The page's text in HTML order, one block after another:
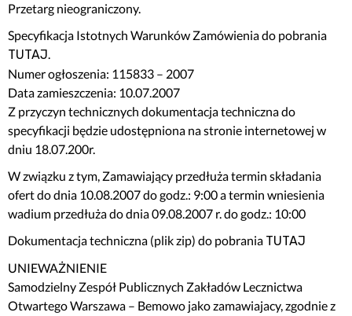
Przetarg nieograniczony.
Specyfikacja Istotnych Warunków Zamówienia do pobrania
TUTAJ.
Numer ogłoszenia: 115833 – 2007
Data zamieszczenia: 10.07.2007
Z przyczyn technicznych dokumentacja techniczna do
specyfikacji będzie udostępniona na stronie internetowej w
dniu 18.07.200r.
W związku z tym, Zamawiający przedłuża termin składania
ofert do dnia 10.08.2007 do godz.: 9:00 a termin wniesienia
wadium przedłuża do dnia 09.08.2007 r. do godz.: 10:00
Dokumentacja techniczna (plik zip) do pobrania TUTAJ
UNIEWAŻNIENIE
Samodzielny Zespół Publicznych Zakładów Lecznictwa
Otwartego Warszawa – Bemowo jako zamawiajacy, zgodnie z